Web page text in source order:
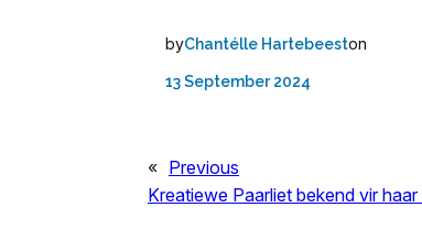
byChantélle Hartebeeston
13 September 2024
« Previous
Kreatiewe Paarliet bekend vir